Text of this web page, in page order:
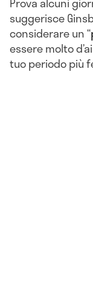
suggerisce
considerare un “
essere molto
tuo periodo più